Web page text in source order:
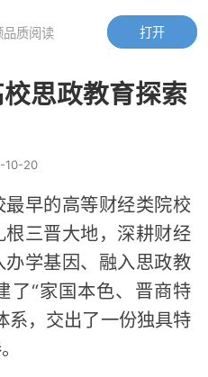
思政教育探索
10-20
早的高等财经类院校
三晋大地，深耕财经
学基因、融入思政教
了“家国本色、晋商特
系，交出了一份独具特
打开
品质阅读